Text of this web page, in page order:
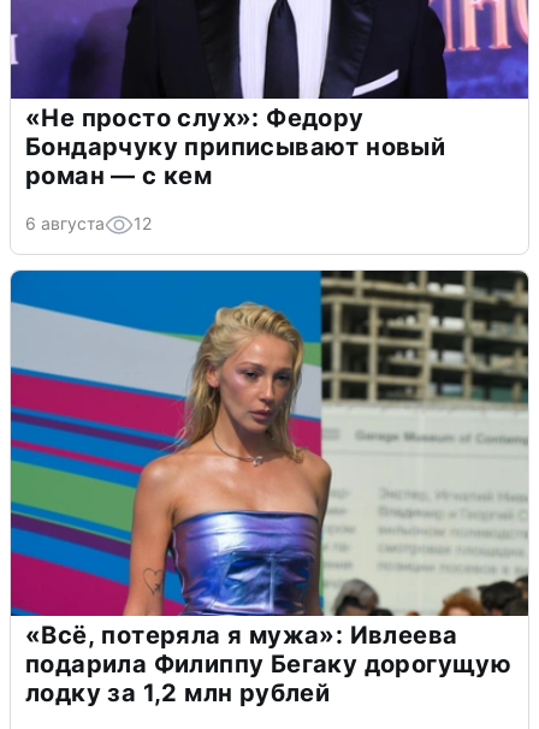
«Не просто слух»: Федору
Бондарчуку приписывают новый
роман — с кем
6 августа 12
«Всё, потеряла я мужа»: Ивлеева
подарила Филиппу Бегаку дорогущую
лодку за 1,2 млн рублей